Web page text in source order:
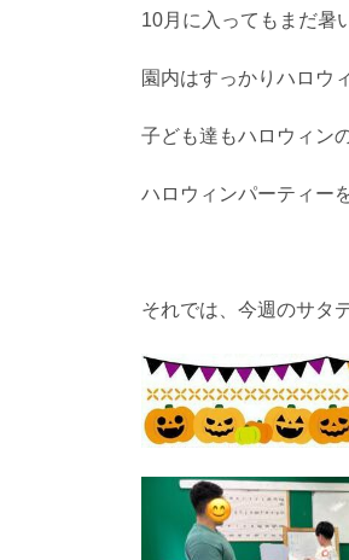
10月に入ってもまだ暑
園内はすっかりハロウ
子ども達もハロウィン
ハロウィンパーティー
それでは、今週のサタ